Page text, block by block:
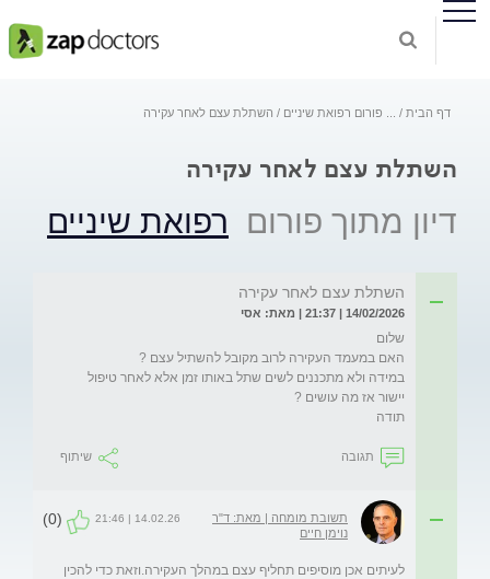
דף הבית פורום רפואת שיניים השתלת עצם לאחר עקירה
השתלת עצם לאחר עקירה
דיון מתוך פורום רפואת שיניים
השתלת עצם לאחר עקירה
14/02/2026 | 21:37 | מאת: אסי
במידה ולא מתכננים לשים שתל באותו זמן אלא לאחר טיפול
תודה
תגובה שיתוף
תשובת מומחה | מאת: ד"ר
נוימן חיים
14.02.26 | 21:46
(0)
לעיתים אכן מוסיפים תחליף עצם במהלך העקירה.וזאת כדי להכין